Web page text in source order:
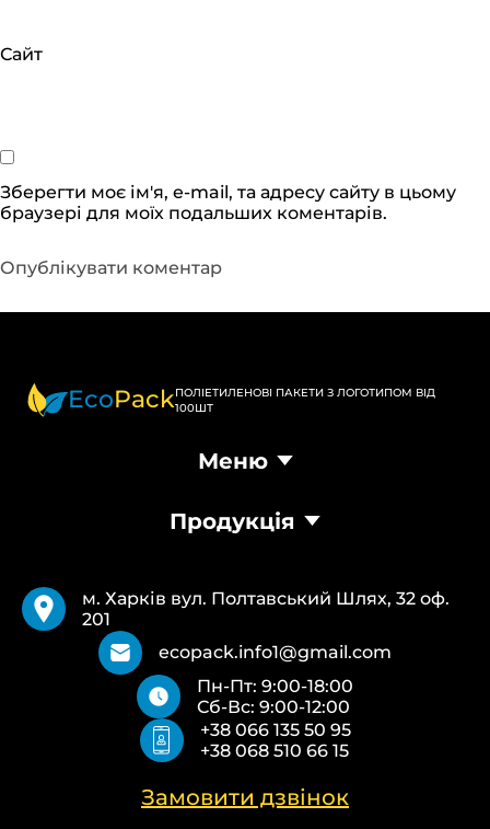
Сайт
Зберегти моє ім'я, e-mail, та адресу сайту в цьому
браузері для моїх подальших коментарів.
EcoPackПОЛІЕТИЛЕНОВІ ПАКЕТИ З ЛОГОТИПОМ ВІД
100ШТ
Замовити дзвінок
Меню
Продукція
Pantone
Повернення та обмін
Про нас
Політика конфіденційності
Продукція
Кур’єрські пакети
Паперові пакети Бурі
Пакети Zip-Lock (Слайдер) з логотипом
Пакети банан ПВХ
Скотч з логотипом
Пакувальні пакети ПВТ, ПНТ
Еко сумки об’ємні
Еко сумки “Майка”
Еко сумки “Банан”
м. Харків вул. Полтавський Шлях, 32 оф.
201
ecopack.info1@gmail.com
Пн-Пт: 9:00-18:00
Сб-Вс: 9:00-12:00
+38 066 135 50 95
+38 068 510 66 15